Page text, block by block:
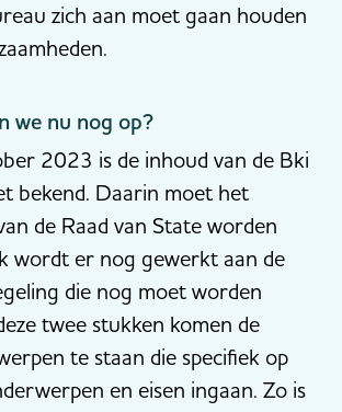
zich aan moet gaan houden
we nu nog op?
2023 is de inhoud van de Bki
bekend. Daarin moet het
de Raad van State worden
wordt er nog gewerkt aan de
die nog moet worden
twee stukken komen de
te staan die specifiek op
en eisen ingaan. Zo is